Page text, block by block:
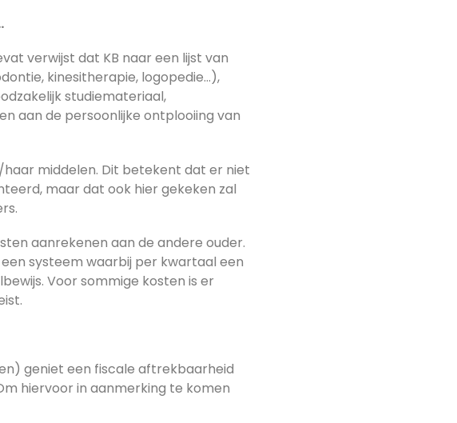
verwijst dat KB naar een lijst van
kinesitherapie, logopedie…),
studiemateriaal,
aan de persoonlijke ontplooiing van
haar middelen. Dit betekent dat er niet
maar dat ook hier gekeken zal
aanrekenen aan de andere ouder.
systeem waarbij per kwartaal een
Voor sommige kosten is er
geniet een fiscale aftrekbaarheid
hiervoor in aanmerking te komen